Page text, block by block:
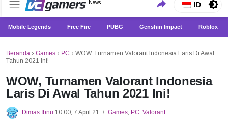
VCGamers News
News ID
Mobile Legends Free Fire PUBG Genshin Impact Roblox
Beranda › Games › PC › WOW, Turnamen Valorant Indonesia Laris Di Awal
Tahun 2021 Ini!
WOW, Turnamen Valorant Indonesia
Laris Di Awal Tahun 2021 Ini!
Dimas Ibnu 10:00, 7 April 21 / Games, PC, Valorant